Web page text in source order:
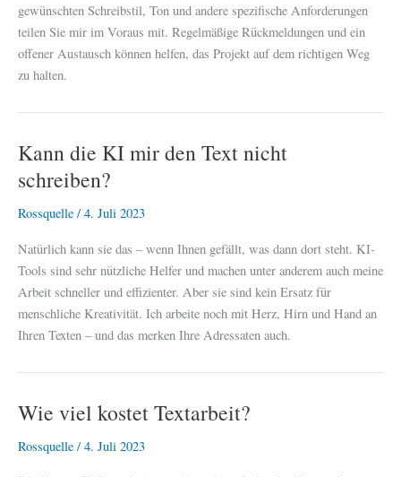
gewünschten Schreibstil, Ton und andere spezifische Anforderungen
teilen Sie mir im Voraus mit. Regelmäßige Rückmeldungen und ein
offener Austausch können helfen, das Projekt auf dem richtigen Weg
zu halten.
Kann die KI mir den Text nicht
schreiben?
Rossquelle / 4. Juli 2023
Natürlich kann sie das – wenn Ihnen gefällt, was dann dort steht. KI-
Tools sind sehr nützliche Helfer und machen unter anderem auch meine
Arbeit schneller und effizienter. Aber sie sind kein Ersatz für
menschliche Kreativität. Ich arbeite noch mit Herz, Hirn und Hand an
Ihren Texten – und das merken Ihre Adressaten auch.
Wie viel kostet Textarbeit?
Rossquelle / 4. Juli 2023